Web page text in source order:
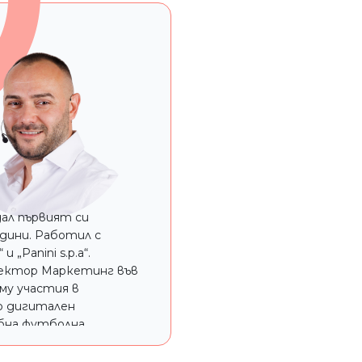
първият си
Работил с
„Panini s.p.a“.
Маркетинг във
участия в
дигитален
футболна
директор